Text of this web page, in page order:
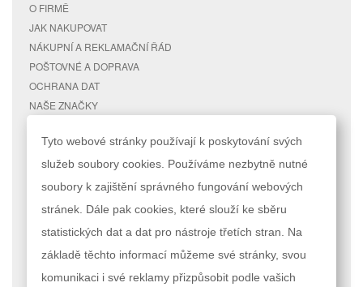
O FIRMĚ
JAK NAKUPOVAT
NÁKUPNÍ A REKLAMAČNÍ ŘÁD
POŠTOVNÉ A DOPRAVA
OCHRANA DAT
NAŠE ZNAČKY
RYCHLÉ ODKAZY
MAPA STRÁNEK
VYHLEDÁVANÉ TERMÍNY
POKROČILÉ VYHLEDÁVÁNÍ
ÚČET
MŮJ ÚČET
STAV OBJEDNÁVKY
Podle zákona o evidenci tržeb je prodávající povinen vystavit kupujícímu
účtenku. Zároveň je povinen zaevidovat přijatou tržbu u správce daně
Tyto webové stránky používají k poskytování svých
služeb soubory cookies. Používáme nezbytně nutné
soubory k zajištění správného fungování webových
stránek. Dále pak cookies, které slouží ke sběru
statistických dat a dat pro nástroje třetích stran. Na
základě těchto informací můžeme své stránky, svou
komunikaci i své reklamy přizpůsobit podle vašich